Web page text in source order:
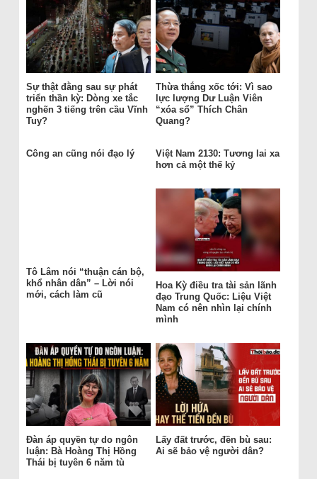
Sự thật đằng sau sự phát
triển thần kỳ: Dòng xe tắc
nghẽn 3 tiếng trên cầu Vĩnh
Tuy?
Thừa thắng xốc tới: Vì sao
lực lượng Dư Luận Viên
“xóa sổ” Thích Chân
Quang?
Công an cũng nói đạo lý
Việt Nam 2130: Tương lai xa
hơn cả một thế kỷ
Tô Lâm nói “thuận cán bộ,
khổ nhân dân” – Lời nói
mới, cách làm cũ
Hoa Kỳ điều tra tài sản lãnh
đạo Trung Quốc: Liệu Việt
Nam có nên nhìn lại chính
mình
Đàn áp quyền tự do ngôn
luận: Bà Hoàng Thị Hồng
Thái bị tuyên 6 năm tù
Lấy đất trước, đền bù sau:
Ai sẽ bảo vệ người dân?